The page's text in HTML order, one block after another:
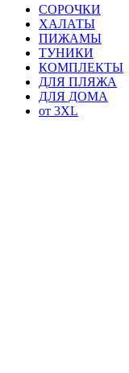
СОРОЧКИ
ХАЛАТЫ
ПИЖАМЫ
ТУНИКИ
КОМПЛЕКТЫ
ДЛЯ ПЛЯЖА
ДЛЯ ДОМА
от 3XL